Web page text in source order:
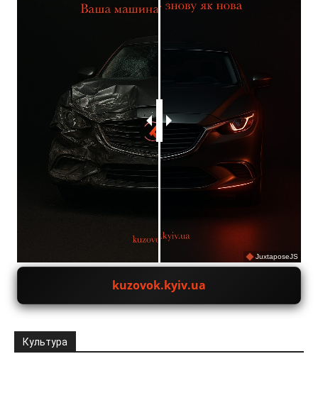
JuxtaposeJS
kuzovok.kyiv.ua
Культура